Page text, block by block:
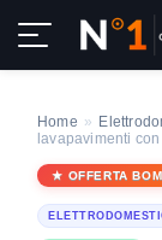
Home »
lavapavimenti
OFFERTA